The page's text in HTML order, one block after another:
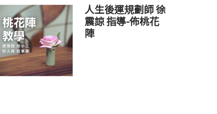
人生後運規劃師 徐
震諒 指導-佈桃花
陣